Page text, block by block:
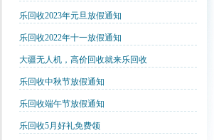
乐回收2023年元旦放假通知
乐回收2022年十一放假通知
大疆无人机，高价回收就来乐回收
乐回收中秋节放假通知
乐回收端午节放假通知
乐回收5月好礼免费领